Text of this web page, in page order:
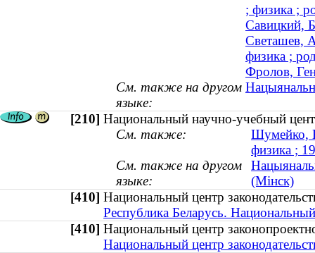
; физика ;
Савицкий,
Светашев,
физика ;
Фролов,
См. также на другом
языке:
[210] Национальный научно-учебный
См. также:
Шумейко,
физика ;
См. также на другом
языке:
(Мінск)
[410] Национальный центр
Республика Беларусь.
[410] Национальный центр
Национальный центр